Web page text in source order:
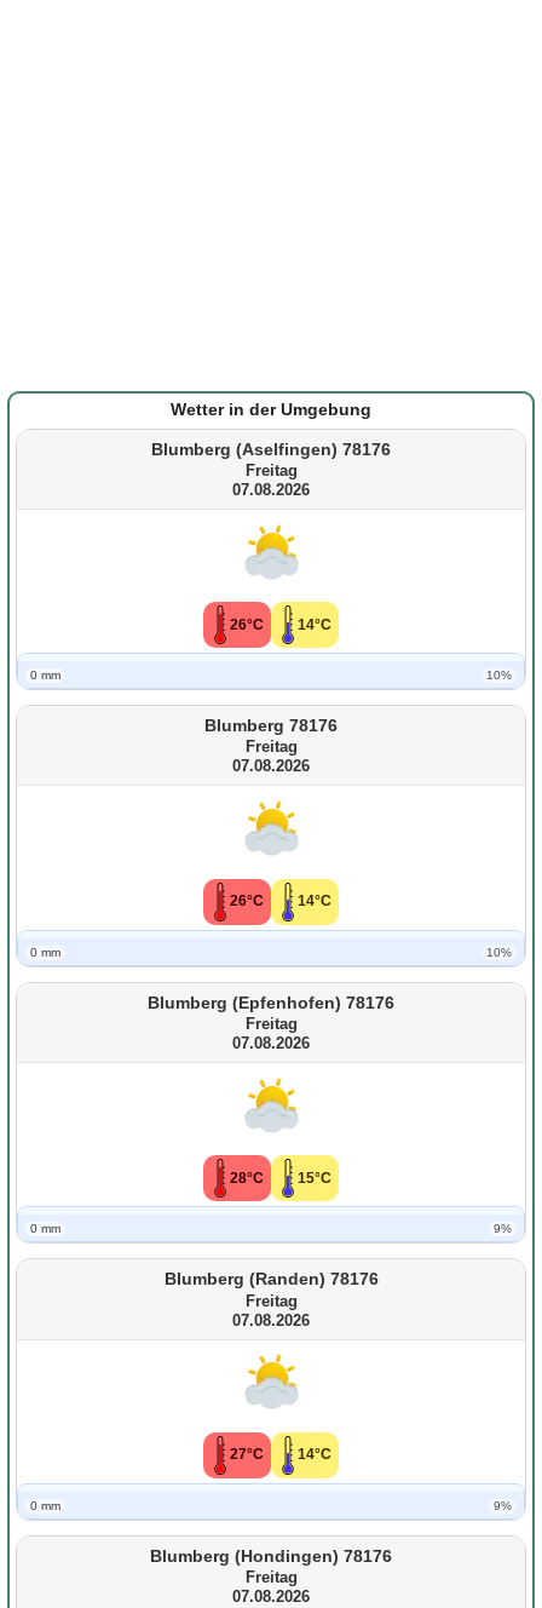
Wetter in der Umgebung
Blumberg (Aselfingen) 78176
Freitag
07.08.2026
26°C 14°C
0 mm 10%
Blumberg 78176
Freitag
07.08.2026
26°C 14°C
0 mm 10%
Blumberg (Epfenhofen) 78176
Freitag
07.08.2026
28°C 15°C
0 mm 9%
Blumberg (Randen) 78176
Freitag
07.08.2026
27°C 14°C
0 mm 9%
Blumberg (Hondingen) 78176
Freitag
07.08.2026